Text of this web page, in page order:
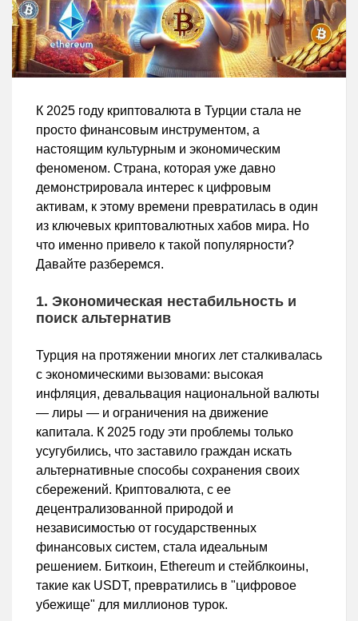
К 2025 году криптовалюта в Турции стала не
просто финансовым инструментом, а
настоящим культурным и экономическим
феноменом. Страна, которая уже давно
демонстрировала интерес к цифровым
активам, к этому времени превратилась в один
из ключевых криптовалютных хабов мира. Но
что именно привело к такой популярности?
Давайте разберемся.
1. Экономическая нестабильность и
поиск альтернатив
Турция на протяжении многих лет сталкивалась
с экономическими вызовами: высокая
инфляция, девальвация национальной валюты
— лиры — и ограничения на движение
капитала. К 2025 году эти проблемы только
усугубились, что заставило граждан искать
альтернативные способы сохранения своих
сбережений. Криптовалюта, с ее
децентрализованной природой и
независимостью от государственных
финансовых систем, стала идеальным
решением. Биткоин, Ethereum и стейблкоины,
такие как USDT, превратились в "цифровое
убежище" для миллионов турок.